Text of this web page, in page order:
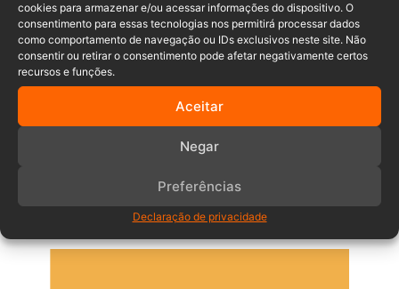
cookies para armazenar e/ou acessar informações do dispositivo. O
consentimento para essas tecnologias nos permitirá processar dados
como comportamento de navegação ou IDs exclusivos neste site. Não
consentir ou retirar o consentimento pode afetar negativamente certos
recursos e funções.
Aceitar
Negar
Preferências
Declaração de privacidade
Comentários
Anuncia – Lateral